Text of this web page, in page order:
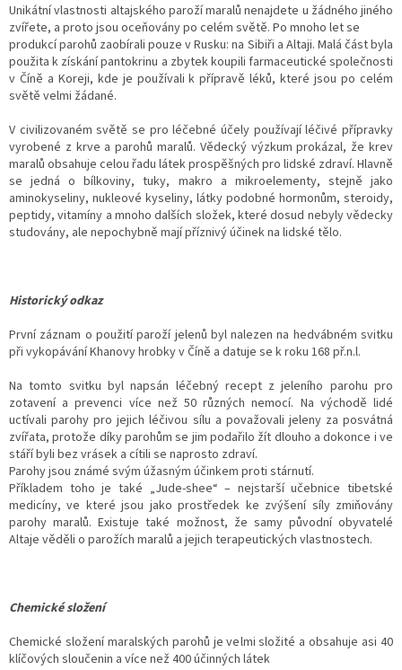
Unikátní vlastnosti altajského paroží maralů nenajdete u žádného jiného
zvířete, a proto jsou oceňovány po celém světě. Po mnoho let se
produkcí parohů zaobírali pouze v Rusku: na Sibiři a Altaji. Malá část byla
použita k získání pantokrinu a zbytek koupili farmaceutické společnosti
v Číně a Koreji, kde je používali k přípravě léků, které jsou po celém
světě velmi žádané.
V civilizovaném světě se pro léčebné účely používají léčivé přípravky
vyrobené z krve a parohů maralů. Vědecký výzkum prokázal, že krev
maralů obsahuje celou řadu látek prospěšných pro lidské zdraví. Hlavně
se jedná o bílkoviny, tuky, makro a mikroelementy, stejně jako
aminokyseliny, nukleové kyseliny, látky podobné hormonům, steroidy,
peptidy, vitamíny a mnoho dalších složek, které dosud nebyly vědecky
studovány, ale nepochybně mají příznivý účinek na lidské tělo.
Historický odkaz
První záznam o použití paroží jelenů byl nalezen na hedvábném svitku
při vykopávání Khanovy hrobky v Číně a datuje se k roku 168 př.n.l.
Na tomto svitku byl napsán léčebný recept z jeleního parohu pro
zotavení a prevenci více než 50 různých nemocí. Na východě lidé
uctívali parohy pro jejich léčivou sílu a považovali jeleny za posvátná
zvířata, protože díky parohům se jim podařilo žít dlouho a dokonce i ve
stáří byli bez vrásek a cítili se naprosto zdraví.
Parohy jsou známé svým úžasným účinkem proti stárnutí.
Příkladem toho je také „Jude-shee“ – nejstarší učebnice tibetské
medicíny, ve které jsou jako prostředek ke zvýšení síly zmiňovány
parohy maralů. Existuje také možnost, že samy původní obyvatelé
Altaje věděli o parožích maralů a jejich terapeutických vlastnostech.
Chemické složení
Chemické složení maralských parohů je velmi složité a obsahuje asi 40
klíčových sloučenin a více než 400 účinných látek